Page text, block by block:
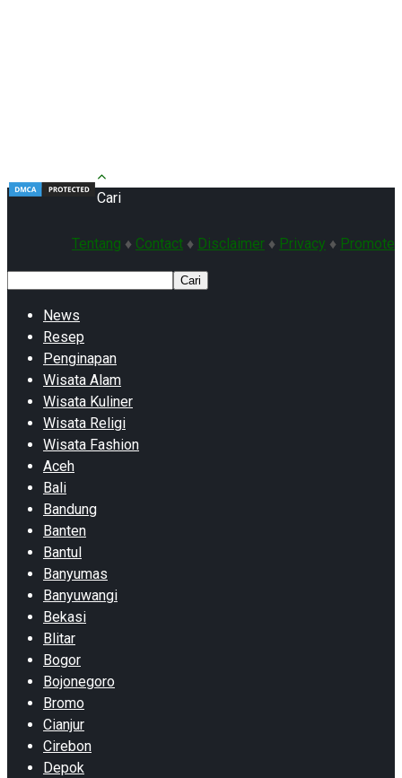
Tentang ♦ Contact ♦ Disclaimer ♦ Privacy ♦ Promote
Cari
Cari
News
Resep
Penginapan
Wisata Alam
Wisata Kuliner
Wisata Religi
Wisata Fashion
Aceh
Bali
Bandung
Banten
Bantul
Banyumas
Banyuwangi
Bekasi
Blitar
Bogor
Bojonegoro
Bromo
Cianjur
Cirebon
Depok